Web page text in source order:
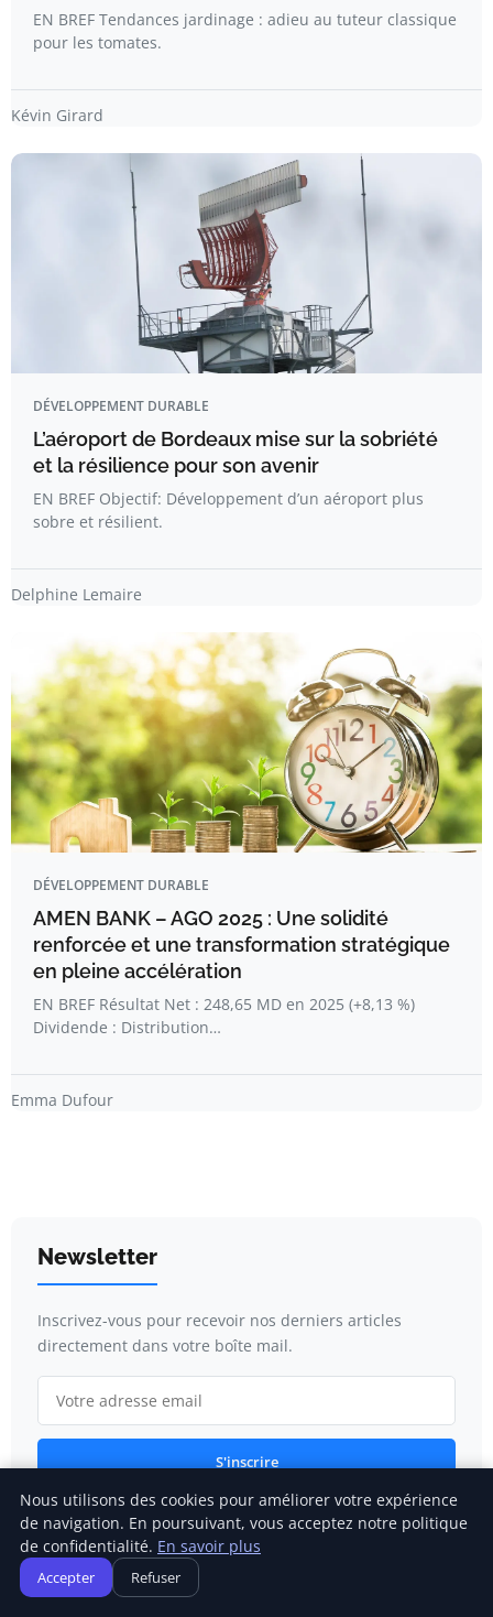
EN BREF Tendances jardinage : adieu au tuteur classique
pour les tomates.
Kévin Girard
DÉVELOPPEMENT DURABLE
L’aéroport de Bordeaux mise sur la sobriété
et la résilience pour son avenir
EN BREF Objectif: Développement d’un aéroport plus
sobre et résilient.
Delphine Lemaire
DÉVELOPPEMENT DURABLE
AMEN BANK – AGO 2025 : Une solidité
renforcée et une transformation stratégique
en pleine accélération
EN BREF Résultat Net : 248,65 MD en 2025 (+8,13 %)
Dividende : Distribution…
Emma Dufour
Newsletter
Inscrivez-vous pour recevoir nos derniers articles
directement dans votre boîte mail.
S'inscrire
Catégories
Nous utilisons des cookies pour améliorer votre expérience
de navigation. En poursuivant, vous acceptez notre politique
de confidentialité. En savoir plus
Accepter Refuser